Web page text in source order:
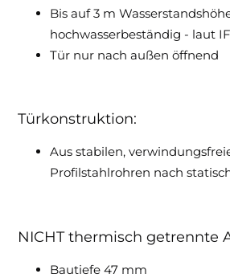
Bis auf 3 m
hochwasserbeständig - laut
Tür nur nach außen öffnend
Türkonstruktion:
Aus stabilen,
Profilstahlrohren nach
NICHT thermisch getrennte
Bautiefe 47 mm